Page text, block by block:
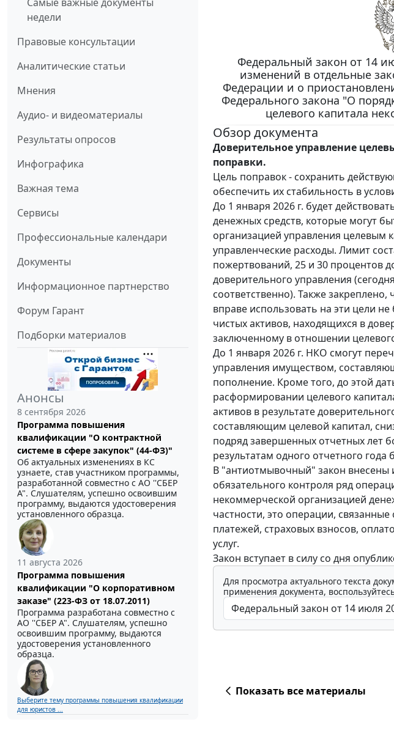
недели
Правовые консультации
Аналитические статьи
Мнения
Аудио- и видеоматериалы
Результаты опросов
Инфографика
Важная тема
Сервисы
Профессиональные календари
Документы
Информационное партнерство
Форум Гарант
Подборки материалов
Анонсы
8 сентября 2026
Программа повышения
квалификации "О контрактной
системе в сфере закупок" (44-ФЗ)"
Об актуальных изменениях в КС
узнаете, став участником программы,
разработанной совместно с АО ''СБЕР
А". Слушателям, успешно освоившим
программу, выдаются удостоверения
установленного образца.
11 августа 2026
Программа повышения
квалификации "О корпоративном
заказе" (223-ФЗ от 18.07.2011)
Программа разработана совместно с
АО ''СБЕР А". Слушателям, успешно
освоившим программу, выдаются
удостоверения установленного
образца.
Выберите тему программы повышения квалификации
для юристов ...
Федеральный закон от 14
изменений в отдельные
Федерации и о
Федерального закона "О
целевого капитала
Обзор документа
Доверительное управление
поправки.
Цель поправок - сохранить
обеспечить их стабильность в
До 1 января 2026 г. будет
денежных средств, которые могут
организацией управления целевым
управленческие расходы. Лимит
пожертвований, 25 и 30 процентов
доверительного управления
соответственно). Также
вправе использовать на эти цели
чистых активов, находящихся в
заключенному в отношении
До 1 января 2026 г. НКО смогут
управления имуществом,
пополнение. Кроме того, до этой
расформировании целевого
активов в результате
составляющим целевой капитал,
подряд завершенных отчетных лет
результатам одного отчетного
В "антиотмывочный" закон
обязательного контроля ряд
некоммерческой организацией
частности, это операции,
платежей, страховых взносов,
услуг.
Закон вступает в силу со дня
Для просмотра актуального текста
применения документа,
Показать все материалы